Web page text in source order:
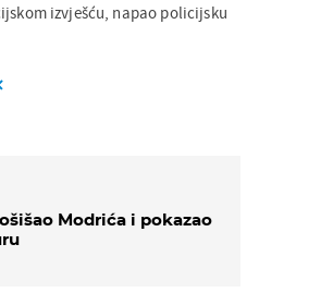
izvješću, napao policijsku
Modrića i pokazao